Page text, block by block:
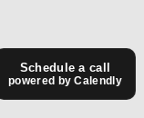
Schedule a call
powered by Calendly